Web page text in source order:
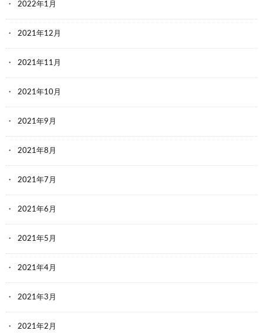
2022年1月
2021年12月
2021年11月
2021年10月
2021年9月
2021年8月
2021年7月
2021年6月
2021年5月
2021年4月
2021年3月
2021年2月